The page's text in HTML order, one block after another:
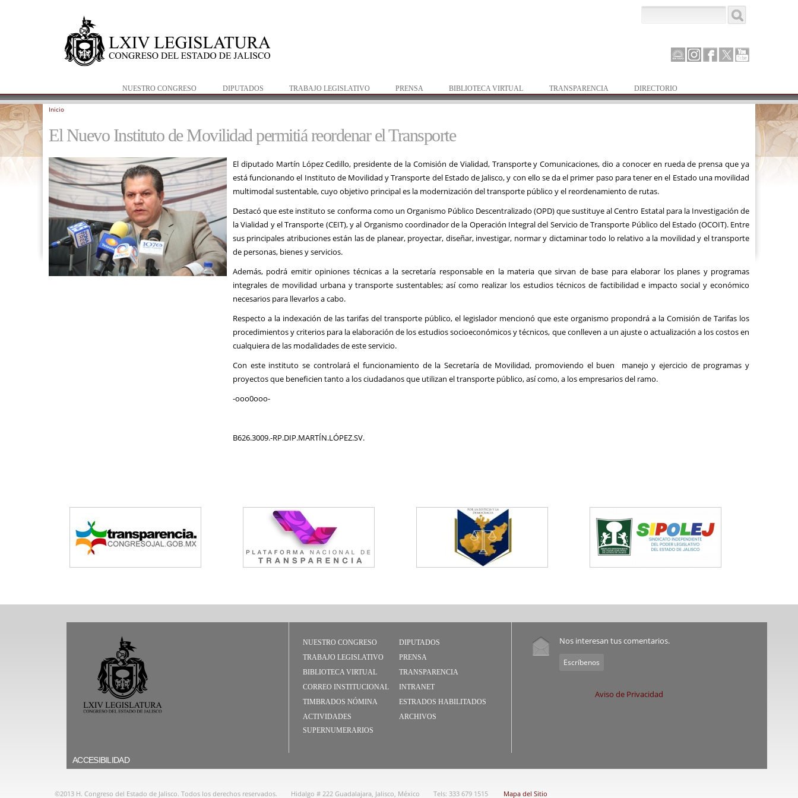
Formulario de
búsqueda
Canal
Instagram
Facebook
Twitter
NUESTRO CONGRESO DIPUTADOS TRABAJO LEGISLATIVO PRENSA BIBLIOTECA VIRTUAL TRANSPARENCIA DIRECTORIO
Inicio
El Nuevo Instituto de Movilidad permitiá reordenar el Transporte
El diputado Martín López Cedillo, presidente de la Comisión de Vialidad, Transporte y Comunicaciones, dio a conocer en rueda de prensa que ya
está funcionando el Instituto de Movilidad y Transporte del Estado de Jalisco, y con ello se da el primer paso para tener en el Estado una movilidad
multimodal sustentable, cuyo objetivo principal es la modernización del transporte público y el reordenamiento de rutas.
Destacó que este instituto se conforma como un Organismo Público Descentralizado (OPD) que sustituye al Centro Estatal para la Investigación de
la Vialidad y el Transporte (CEIT), y al Organismo coordinador de la Operación Integral del Servicio de Transporte Público del Estado (OCOIT). Entre
sus principales atribuciones están las de planear, proyectar, diseñar, investigar, normar y dictaminar todo lo relativo a la movilidad y el transporte
de personas, bienes y servicios.
Además, podrá emitir opiniones técnicas a la secretaría responsable en la materia que sirvan de base para elaborar los planes y programas
integrales de movilidad urbana y transporte sustentables; así como realizar los estudios técnicos de factibilidad e impacto social y económico
necesarios para llevarlos a cabo.
Respecto a la indexación de las tarifas del transporte público, el legislador mencionó que este organismo propondrá a la Comisión de Tarifas los
procedimientos y criterios para la elaboración de los estudios socioeconómicos y técnicos, que conlleven a un ajuste o actualización a los costos en
cualquiera de las modalidades de este servicio.
Con este instituto se controlará el funcionamiento de la Secretaría de Movilidad, promoviendo el buen manejo y ejercicio de programas y
proyectos que beneficien tanto a los ciudadanos que utilizan el transporte público, así como, a los empresarios del ramo.
-ooo0ooo-
B626.3009.-RP.DIP.MARTÍN.LÓPEZ.SV.
NUESTRO CONGRESO
DIPUTADOS
TRABAJO LEGISLATIVO
PRENSA
BIBLIOTECA VIRTUAL
TRANSPARENCIA
CORREO INSTITUCIONAL
INTRANET
TIMBRADOS NÓMINA
ESTRADOS HABILITADOS
ACTIVIDADES
SUPERNUMERARIOS
ARCHIVOS
Nos interesan tus comentarios.
Escríbenos
Aviso de Privacidad
ACCESIBILIDAD
©2013 H. Congreso del Estado de Jalisco. Todos los derechos reservados. Hidalgo # 222 Guadalajara, Jalisco, México Tels: 333 679 1515 Mapa del Sitio